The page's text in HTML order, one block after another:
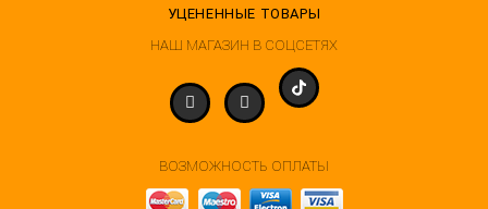
УЦЕНЕННЫЕ ТОВАРЫ
НАШ МАГАЗИН В СОЦСЕТЯХ
ВОЗМОЖНОСТЬ ОПЛАТЫ